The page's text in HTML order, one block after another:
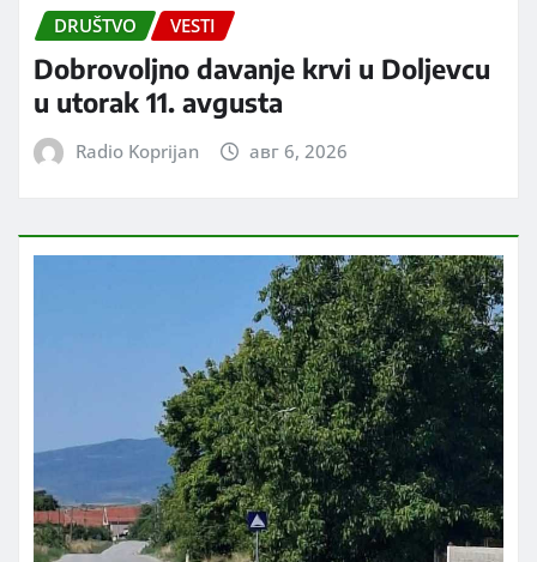
DRUŠTVO VESTI
Dobrovoljno davanje krvi u Doljevcu
u utorak 11. avgusta
Radio Koprijan авг 6, 2026